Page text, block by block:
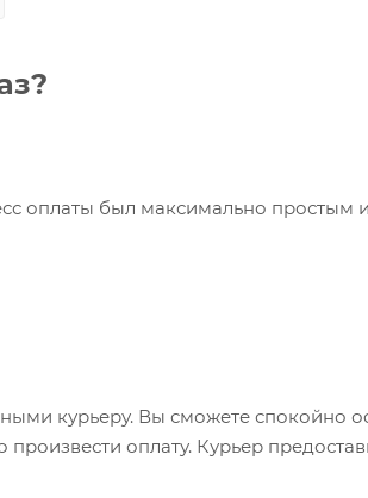
оплаты был максимально
курьеру. Вы сможете спокойно
произвести оплату. Курьер